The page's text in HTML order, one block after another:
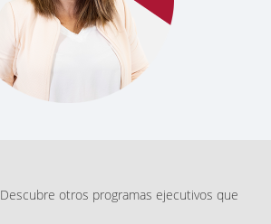
Descubre otros programas ejecutivos que